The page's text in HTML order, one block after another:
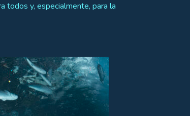
todos y, especialmente, para la